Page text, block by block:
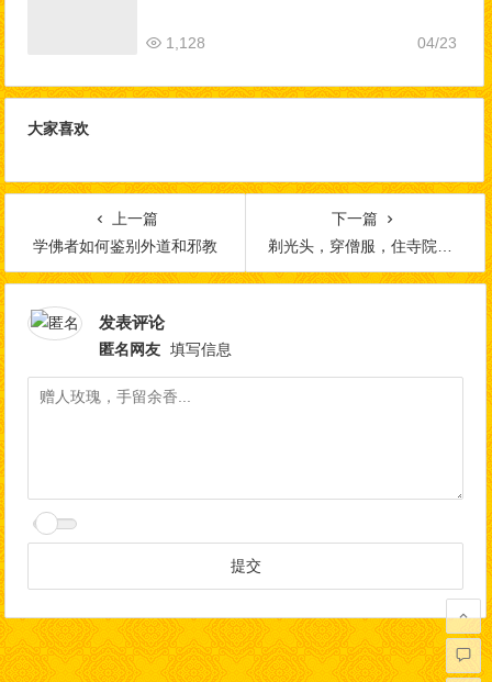
04/23
1,128
大家喜欢
上一篇
学佛者如何鉴别外道和邪教
下一篇
剃光头，穿僧服，住寺院的未必是真的出家人
发表评论
匿名网友 填写信息